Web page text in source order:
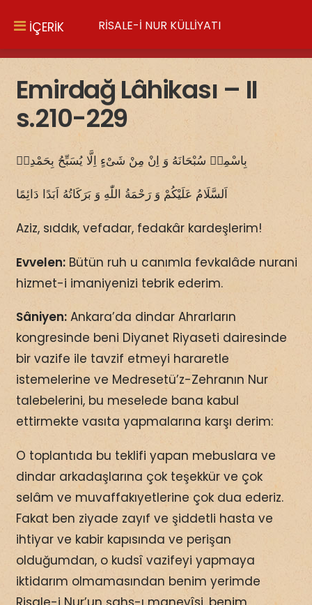
Emirdağ Lâhikası – II
s.210-229
بِاسْمِهٖ سُبْحَانَهُ وَ اِنْ مِنْ شَىْءٍ اِلَّا يُسَبِّحُ بِحَمْدِهٖ
اَلسَّلَامُ عَلَيْكُمْ وَ رَحْمَةُ اللّٰهِ وَ بَرَكَاتُهُ اَبَدًا دَائِمًا
Aziz, sıddık, vefadar, fedakâr kardeşlerim!
Evvelen:Bütün ruh u canımla fevkalâde nurani
hizmet-i imaniyenizi tebrik ederim.
Sâniyen:Ankara’da dindar Ahrarların
kongresinde beni Diyanet Riyaseti dairesinde
bir vazife ile tavzif etmeyi hararetle
istemelerine ve Medresetü’z-Zehranın Nur
talebelerini, bu meselede bana kabul
ettirmekte vasıta yapmalarına karşı derim:
O toplantıda bu teklifi yapan mebuslara ve
dindar arkadaşlarına çok teşekkür ve çok
selâm ve muvaffakıyetlerine çok dua ederiz.
Fakat ben ziyade zayıf ve şiddetli hasta ve
ihtiyar ve kabir kapısında ve perişan
olduğumdan, o kudsî vazifeyi yapmaya
iktidarım olmamasından benim yerimde
İÇERİK RİSALE-İ NUR KÜLLİYATI